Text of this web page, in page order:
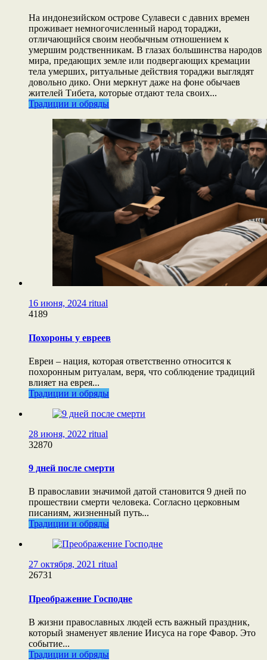
На индонезийском острове Сулавеси с давних времен
проживает немногочисленный народ тораджи,
отличающийся своим необычным отношением к
умершим родственникам. В глазах большинства народов
мира, предающих земле или подвергающих кремации
тела умерших, ритуальные действия тораджи выглядят
довольно дико. Они меркнут даже на фоне обычаев
жителей Тибета, которые отдают тела своих...
Традиции и обряды
16 июня, 2024 ritual
4189
Похороны у евреев
Евреи – нация, которая ответственно относится к
похоронным ритуалам, веря, что соблюдение традиций
влияет на еврея...
Традиции и обряды
28 июня, 2022 ritual
32870
9 дней после смерти
В православии значимой датой становится 9 дней по
прошествии смерти человека. Согласно церковным
писаниям, жизненный путь...
Традиции и обряды
27 октября, 2021 ritual
26731
Преображение Господне
В жизни православных людей есть важный праздник,
который знаменует явление Иисуса на горе Фавор. Это
событие...
Традиции и обряды